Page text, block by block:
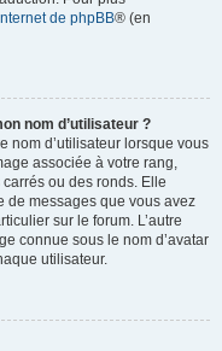
de phpBB® (en
nom d’utilisateur ?
nom d’utilisateur lorsque vous
associée à votre rang,
ou des ronds. Elle
de messages que vous avez
sur le forum. L’autre
connue sous le nom d’avatar
utilisateur.